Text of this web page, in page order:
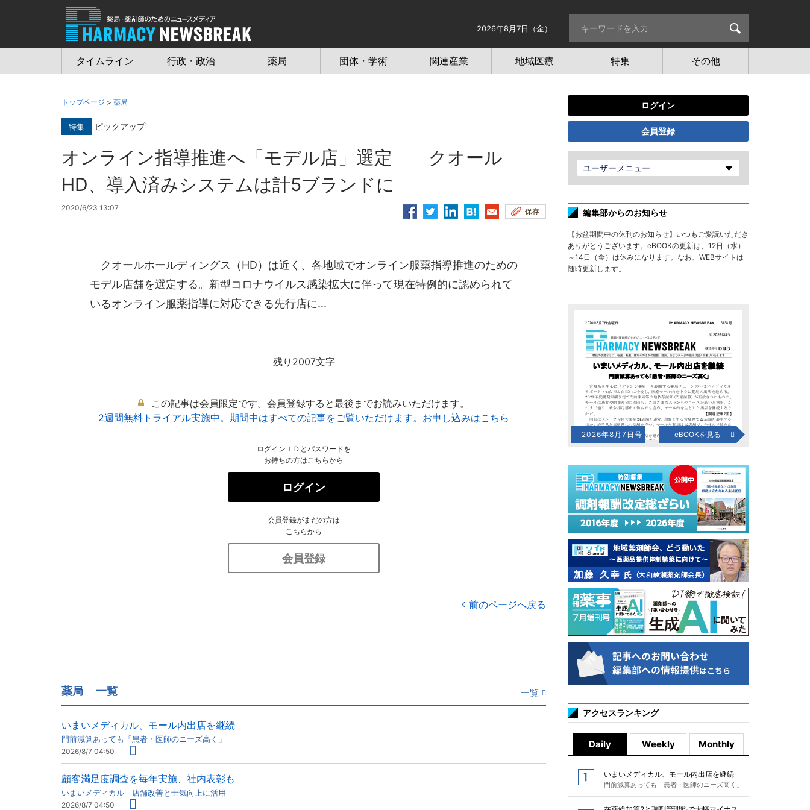
2026年8月7日（金）
タイムライン 行政・政治 薬局 団体・学術 関連産業 地域医療 特集 その他
トップページ > 薬局
特集 ピックアップ
オンライン指導推進へ「モデル店」選定 クオール
HD、導入済みシステムは計5ブランドに
2020/6/23 13:07 保存
クオールホールディングス（HD）は近く、各地域でオンライン服薬指導推進のための
モデル店舗を選定する。新型コロナウイルス感染拡大に伴って現在特例的に認められて
いるオンライン服薬指導に対応できる先行店に...
残り2007文字
この記事は会員限定です。会員登録すると最後までお読みいただけます。
2週間無料トライアル実施中。期間中はすべての記事をご覧いただけます。お申し込みはこちら
ログインＩＤとパスワードを
お持ちの方はこちらから
ログイン
会員登録がまだの方は
こちらから
会員登録
前のページへ戻る
薬局 一覧 一覧
いまいメディカル、モール内出店を継続
門前減算あっても「患者・医師のニーズ高く」
2026/8/7 04:50
顧客満足度調査を毎年実施、社内表彰も
いまいメディカル 店舗改善と士気向上に活用
2026/8/7 04:50
ログイン
会員登録
ユーザーメニュー
編集部からのお知らせ
【お盆期間中の休刊のお知らせ】いつもご愛読いただき
ありがとうございます。eBOOKの更新は、12日（水）
～14日（金）は休みになります。なお、WEBサイトは
随時更新します。
2026年8月7日号 eBOOKを見る
アクセスランキング
Daily Weekly Monthly
いまいメディカル、モール内出店を継続
門前減算あっても「患者・医師のニーズ高く」